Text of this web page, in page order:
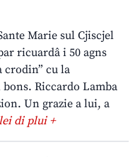
Marie sul Cjiscjel
ricuardâ i 50 agns
crodin” cu la
Riccardo Lamba
Un grazie a lui, a
di plui +